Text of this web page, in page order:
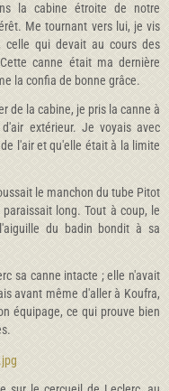
la cabine étroite de notre
Me tournant vers lui, je vis
celle qui devait au cours des
canne était ma dernière
la confia de bonne grâce.
de la cabine, je pris la canne à
extérieur. Je voyais avec
l'air et qu'elle était à la limite
le manchon du tube Pitot
long. Tout à coup, le
du badin bondit à sa
sa canne intacte ; elle n'avait
avant même d'aller à Koufra,
équipage, ce qui prouve bien